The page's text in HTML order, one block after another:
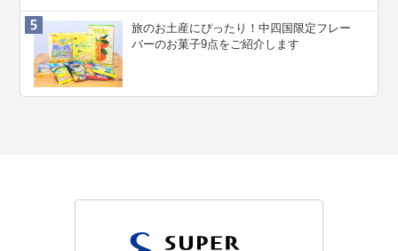
旅のお土産にぴったり！中四国限定フレー
バーのお菓子9点をご紹介します